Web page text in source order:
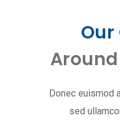
Donec euismod
sed